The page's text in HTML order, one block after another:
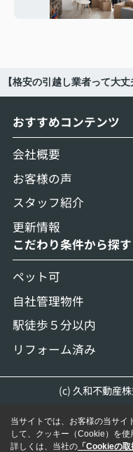
【格安の引越し業者って大
おすすめコンテンツ
会社概要
お客様の声
スタッフ紹介
更新情報
こだわり条件から探す
ペット可
自社管理物件
駅徒歩５分以内
リフォーム済み
(c) 久和不動産
当サイトでは、お客様の当サイ
して、クッキー（Cookie）を使
詳しくは、当社の 「Cookieの